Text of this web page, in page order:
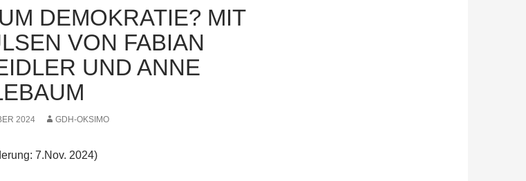
DEMOKRATIE? MIT
VON FABIAN
UND ANNE
2024 GDH-OKSIMO
7.Nov. 2024)